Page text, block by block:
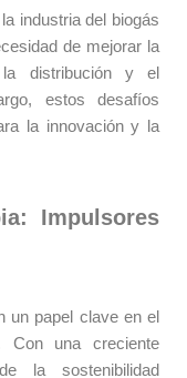
industria del biogás
de mejorar la
distribución y el
estos desafíos
la innovación y la
Impulsores
un papel clave en el
Con una creciente
la sostenibilidad